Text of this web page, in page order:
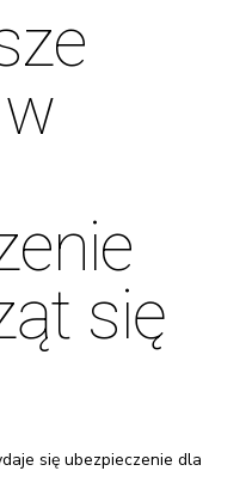
się
się ubezpieczenie dla